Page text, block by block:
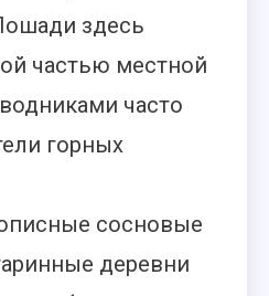
здесь
частью местной
часто
горных
сосновые
деревни